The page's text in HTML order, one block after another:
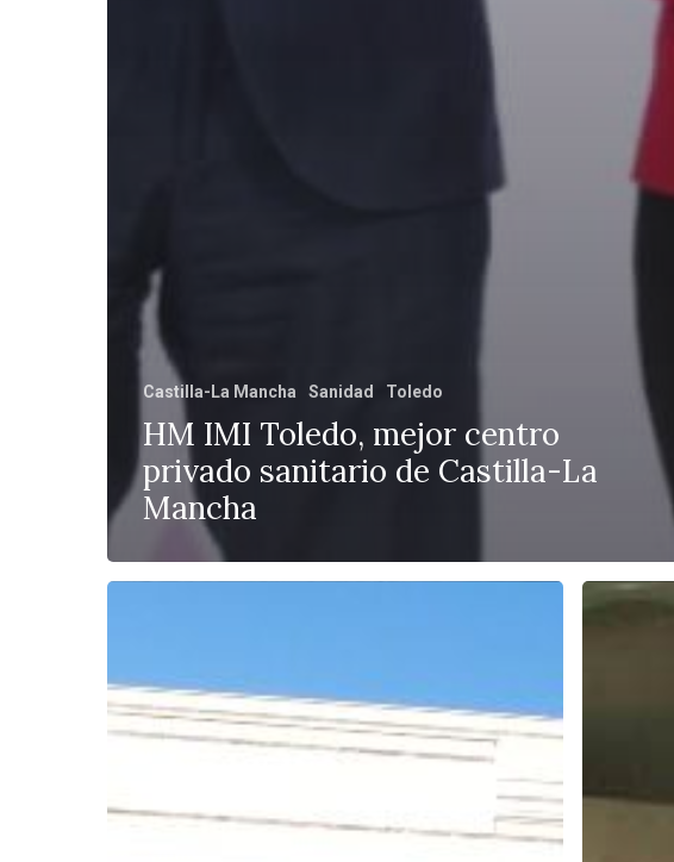
Castilla-La Mancha Sanidad Toledo
HM IMI Toledo, mejor centro
privado sanitario de Castilla-La
Mancha